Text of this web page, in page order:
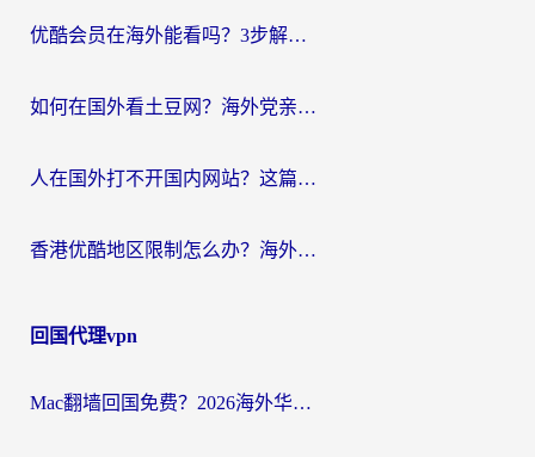
优酷会员在海外能看吗？3步解决海外追剧难题，附实测好用加速器推荐
如何在国外看土豆网？海外党亲测有效的追剧加速器选择指南
人在国外打不开国内网站？这篇攻略帮你无缝解锁国内资源（附交管12123使用技巧）
香港优酷地区限制怎么办？海外党亲测有效的追剧解决方案
回国代理vpn
Mac翻墙回国免费？2026海外华人亲测：从CCTV5直播到国内APP，这样选加速器才靠谱